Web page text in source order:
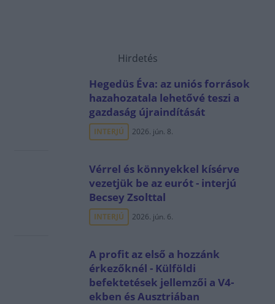
Hirdetés
Hegedüs Éva: az uniós források
hazahozatala lehetővé teszi a
gazdaság újraindítását
INTERJÚ 2026. jún. 8.
Vérrel és könnyekkel kísérve
vezetjük be az eurót - interjú
Becsey Zsolttal
INTERJÚ 2026. jún. 6.
A profit az első a hozzánk
érkezőknél - Külföldi
befektetések jellemzői a V4-
ekben és Ausztriában